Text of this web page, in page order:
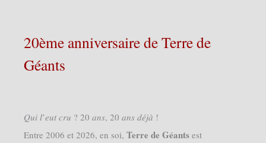
20ème anniversaire de Terre de
Géants
𝑄𝑢𝑖 𝑙’𝑒𝑢𝑡 𝑐𝑟𝑢 ? 20 𝑎𝑛𝑠, 20 𝑎𝑛𝑠 𝑑𝑒́𝑗𝑎̀ !
Entre 2006 et 2026, en soi, Terre de Géants est